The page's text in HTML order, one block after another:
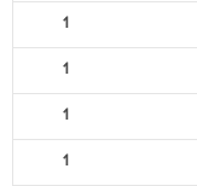
1
1
1
1